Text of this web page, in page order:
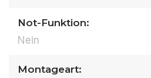
Not-Funktion:
Nein
Montageart: